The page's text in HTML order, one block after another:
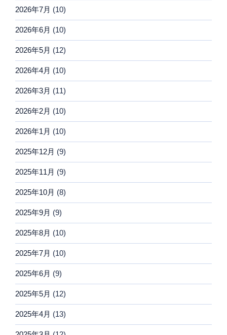
2026年7月 (10)
2026年6月 (10)
2026年5月 (12)
2026年4月 (10)
2026年3月 (11)
2026年2月 (10)
2026年1月 (10)
2025年12月 (9)
2025年11月 (9)
2025年10月 (8)
2025年9月 (9)
2025年8月 (10)
2025年7月 (10)
2025年6月 (9)
2025年5月 (12)
2025年4月 (13)